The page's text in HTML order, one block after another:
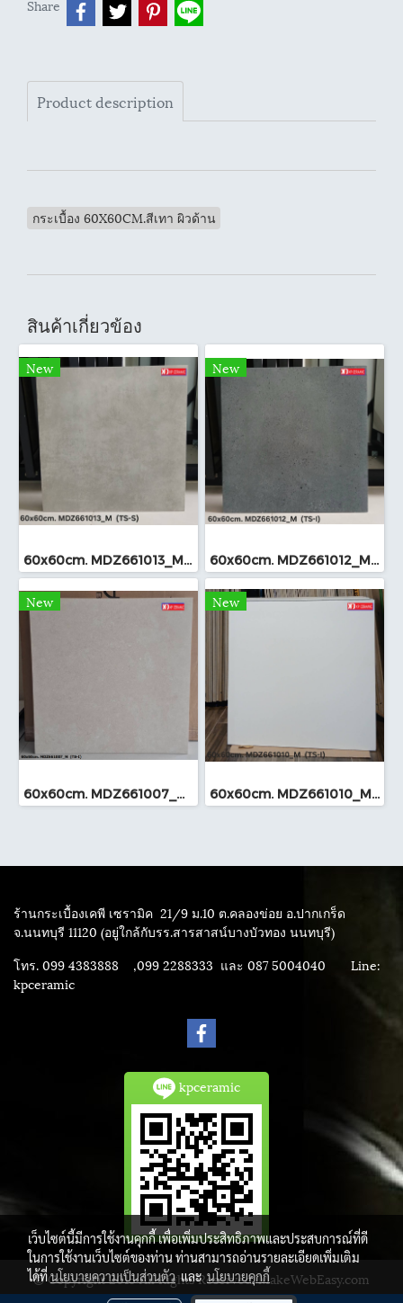
Share
Product description
กระเบื้อง 60X60CM.สีเทา ผิวด้าน
สินค้าเกี่ยวข้อง
New
60x60cm. MDZ661013_M (TS-I)
New
60x60cm. MDZ661012_M (TS-I)
New
60x60cm. MDZ661007_M (TS-I)
New
60x60cm. MDZ661010_M (TS-I)
ร้านกระเบื้องเคพี เซรามิค 21/9 ม.10 ต.คลองข่อย อ.ปากเกร็ด
จ.นนทบุรี 11120 (อยู่ใกล้กับรร.สารสาสน์บางบัวทอง นนทบุรี)
โทร. 099 4383888 ,099 2288333 และ 087 5004040 Line:
kpceramic
kpceramic
© Copyright 2015 All Rights Reserved. MakeWebEasy.com
เว็บไซต์นี้มีการใช้งานคุกกี้ เพื่อเพิ่มประสิทธิภาพและประสบการณ์ที่ดี
ในการใช้งานเว็บไซต์ของท่าน ท่านสามารถอ่านรายละเอียดเพิ่มเติม
ได้ที่นโยบายความเป็นส่วนตัวและนโยบายคุกกี้